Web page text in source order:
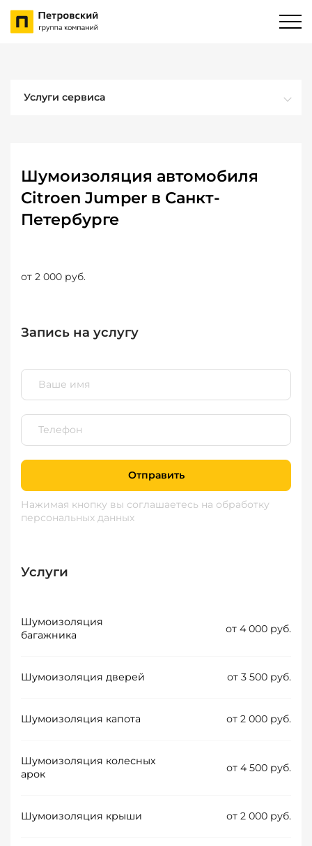
Услуги сервиса
Шумоизоляция автомобиля
Citroen Jumper в Санкт-
Петербурге
от 2 000 руб.
Запись на услугу
Отправить
Нажимая кнопку вы соглашаетесь на обработку
персональных данных
Услуги
Шумоизоляция
багажника
от 4 000 руб.
Шумоизоляция дверей от 3 500 руб.
Шумоизоляция капота от 2 000 руб.
Шумоизоляция колесных
арок
от 4 500 руб.
Шумоизоляция крыши от 2 000 руб.